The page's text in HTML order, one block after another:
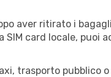
aver ritirato i
card locale, puoi
trasporto pubblico